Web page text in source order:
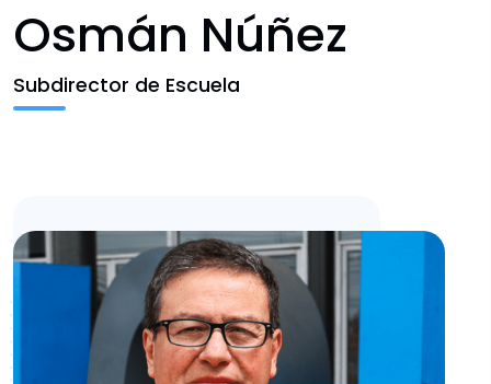
Noticias
Osmán Núñez
Subdirector de Escuela